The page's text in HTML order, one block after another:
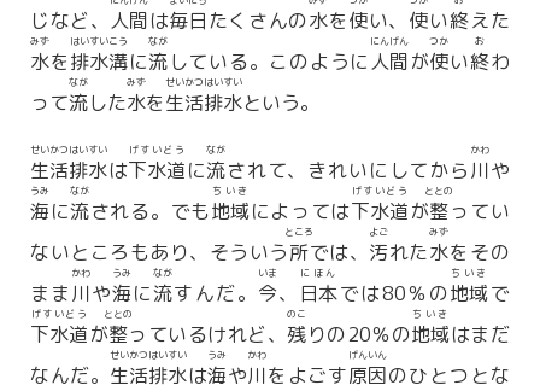
じなど、 人間は毎日たくさんの水を使い、 使い終えた
水
みず
を排水溝
はいすいこう
に流
なが
している。このように人間
にんげん
が使
つか
い終
お
わ
って流
なが
した水
みず
を生活
せいかつ
排水
はいすい
という。
生活
せいかつ
排水
はいすい
は下水道
げすいどう
に流
なが
されて、きれいにしてから川
かわ
や
海
うみ
に流
なが
される。でも地域
ちいき
によっては下水道
げすいどう
が整
ととの
ってい
ないところもあり、そういう所
ところ
では、 汚
よご
れた水
みず
をその
まま川
かわ
や海
うみ
に流
なが
すんだ。 今
いま
、 日本
にほん
では80％の地域
ちいき
で
下水道
げすいどう
が整
ととの
っているけれど、 残
のこ
りの20％の地域
ちいき
はまだ
なんだ。 生活
せいかつ
排水
はいすい
は海
うみ
や川
かわ
をよごす原因
げんいん
のひとつとな